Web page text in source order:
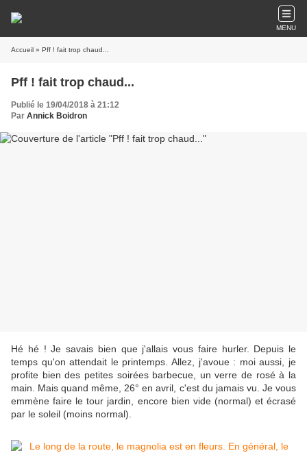
MENU
Accueil » Pff ! fait trop chaud...
Pff ! fait trop chaud...
Publié le 19/04/2018 à 21:12
Par Annick Boidron
Hé hé ! Je savais bien que j'allais vous faire hurler. Depuis le
temps qu'on attendait le printemps. Allez, j'avoue : moi aussi, je
profite bien des petites soirées barbecue, un verre de rosé à la
main. Mais quand même, 26° en avril, c'est du jamais vu. Je vous
emmène faire le tour jardin, encore bien vide (normal) et écrasé
par le soleil (moins normal).